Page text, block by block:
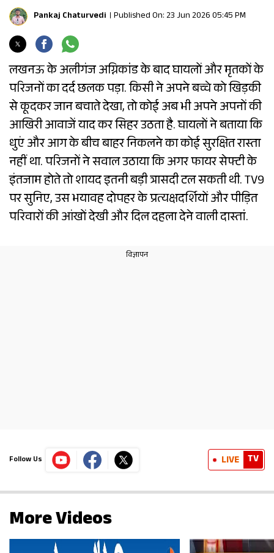
Pankaj Chaturvedi Published On: 23 Jun 2026 05:45 PM
लखनऊ के अलीगंज अग्निकांड के बाद घायलों और मृतकों के
परिजनों का दर्द छलक पड़ा. किसी ने अपने बच्चे को खिड़की
से कूदकर जान बचाते देखा, तो कोई अब भी अपने अपनों की
आखिरी आवाजें याद कर सिहर उठता है. घायलों ने बताया कि
धुएं और आग के बीच बाहर निकलने का कोई सुरक्षित रास्ता
नहीं था. परिजनों ने सवाल उठाया कि अगर फायर सेफ्टी के
इंतजाम होते तो शायद इतनी बड़ी त्रासदी टल सकती थी. TV9
पर सुनिए, उस भयावह दोपहर के प्रत्यक्षदर्शियों और पीड़ित
परिवारों की आंखों देखी और दिल दहला देने वाली दास्तां.
Follow Us LIVE TV
More Videos